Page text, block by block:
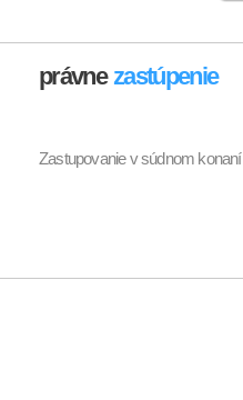
právnezastúpenie
Zastupovanie v súdnom konaní